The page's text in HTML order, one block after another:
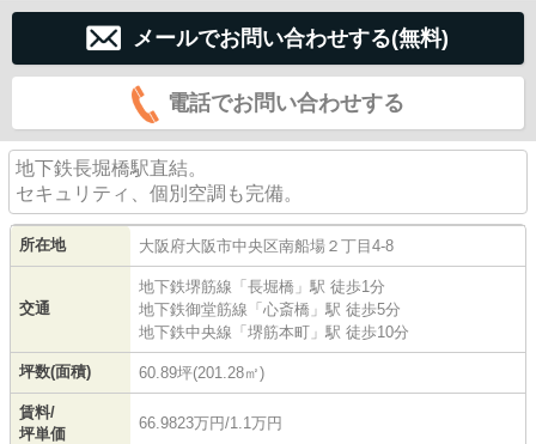
メールでお問い合わせする(無料)
電話でお問い合わせする
地下鉄長堀橋駅直結。
セキュリティ、個別空調も完備。
所在地 大阪府大阪市中央区南船場 ２丁目4-8
交通
地下鉄堺筋線 「長堀橋 」駅 徒歩1分
地下鉄御堂筋線 「心斎橋 」駅 徒歩5分
地下鉄中央線 「堺筋本町 」駅 徒歩10分
坪数(面積) 60.89坪(201.28㎡)
賃料/
坪単価
66.9823万円/1.1万円